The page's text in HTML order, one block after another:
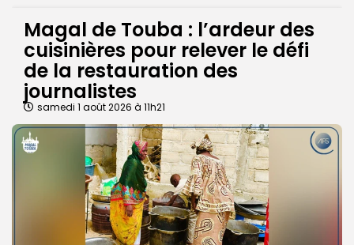
Magal de Touba : l’ardeur des
cuisinières pour relever le défi
de la restauration des
journalistes
samedi 1 août 2026 à 11h21